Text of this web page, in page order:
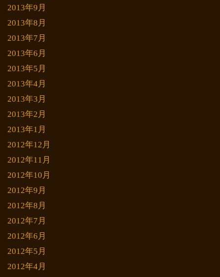
2013年9月
2013年8月
2013年7月
2013年6月
2013年5月
2013年4月
2013年3月
2013年2月
2013年1月
2012年12月
2012年11月
2012年10月
2012年9月
2012年8月
2012年7月
2012年6月
2012年5月
2012年4月